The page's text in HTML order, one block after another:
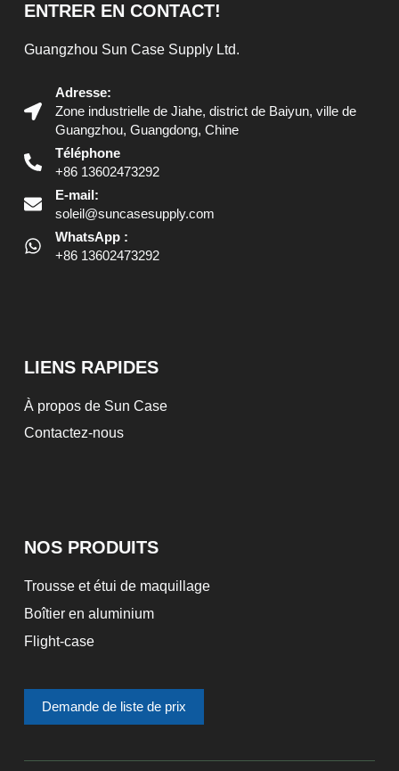
ENTRER EN CONTACT!
Guangzhou Sun Case Supply Ltd.
Adresse:
Zone industrielle de Jiahe, district de Baiyun, ville de
Guangzhou, Guangdong, Chine
Téléphone
+86 13602473292
E-mail:
soleil@suncasesupply.com
WhatsApp :
+86 13602473292
LIENS RAPIDES
À propos de Sun Case
Contactez-nous
NOS PRODUITS
Trousse et étui de maquillage
Boîtier en aluminium
Flight-case
Demande de liste de prix